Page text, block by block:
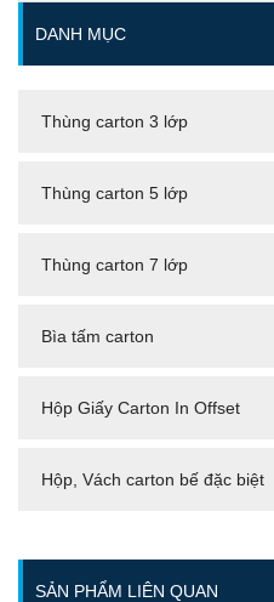
DANH MỤC
Thùng carton 3 lớp
Thùng carton 5 lớp
Thùng carton 7 lớp
Bìa tấm carton
Hộp Giấy Carton In Offset
Hộp, Vách carton bế đặc biệt
SẢN PHẨM LIÊN QUAN